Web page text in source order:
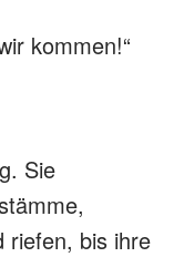
kommen!“
Sie
riefen, bis ihre